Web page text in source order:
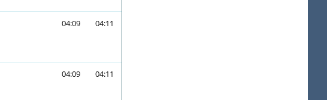
04:09 04:11
04:09 04:11